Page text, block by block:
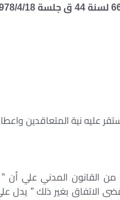
عليه نية المتعاقدين
االنص في الفقرة الأولي من المادة 103
الاتفاق بغير ذلك ” يدل